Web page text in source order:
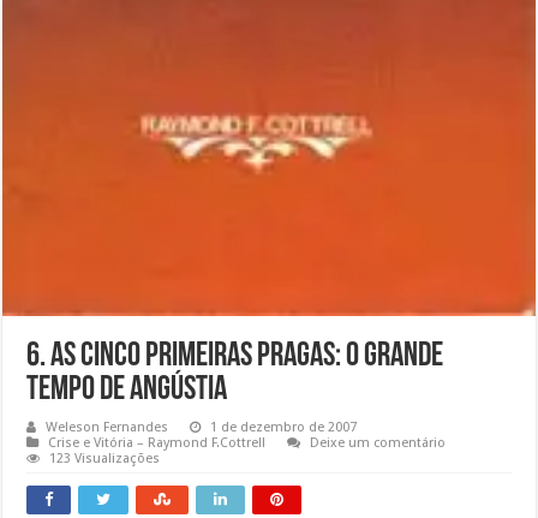
6. As Cinco Primeiras Pragas: O Grande
Tempo de Angústia
Weleson Fernandes
1 de dezembro de 2007
Crise e Vitória – Raymond F.Cottrell
Deixe um comentário
123 Visualizações